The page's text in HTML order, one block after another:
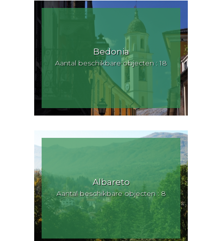
Bedonia
Aantal beschikbare objecten : 18
Albareto
Aantal beschikbare objecten : 8